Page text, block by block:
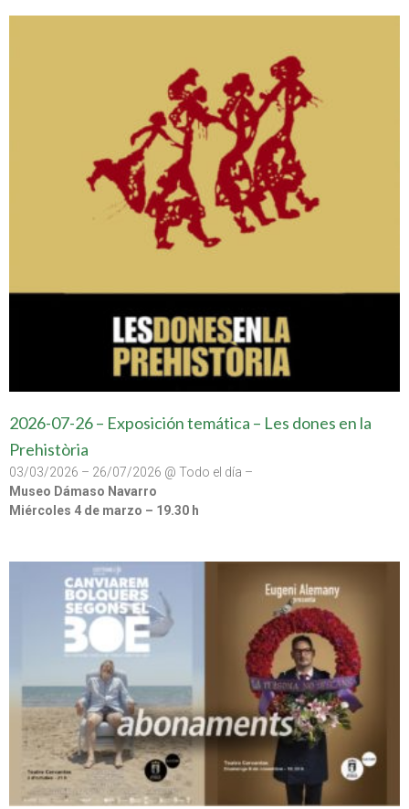
2026-07-26 – Exposición temática – Les dones en la
Prehistòria
03/03/2026 – 26/07/2026 @ Todo el día –
Museo Dámaso Navarro
Miércoles 4 de marzo – 19.30 h